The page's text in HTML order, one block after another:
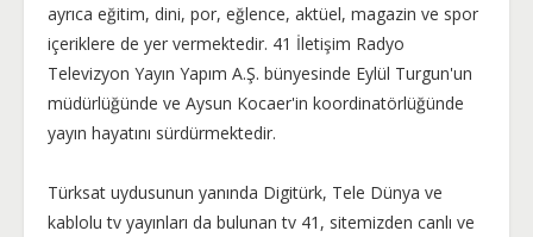
ayrıca eğitim, dini, por, eğlence, aktüel, magazin ve spor
içeriklere de yer vermektedir. 41 İletişim Radyo
Televizyon Yayın Yapım A.Ş. bünyesinde Eylül Turgun'un
müdürlüğünde ve Aysun Kocaer'in koordinatörlüğünde
yayın hayatını sürdürmektedir.
Türksat uydusunun yanında Digitürk, Tele Dünya ve
kablolu tv yayınları da bulunan tv 41, sitemizden canlı ve